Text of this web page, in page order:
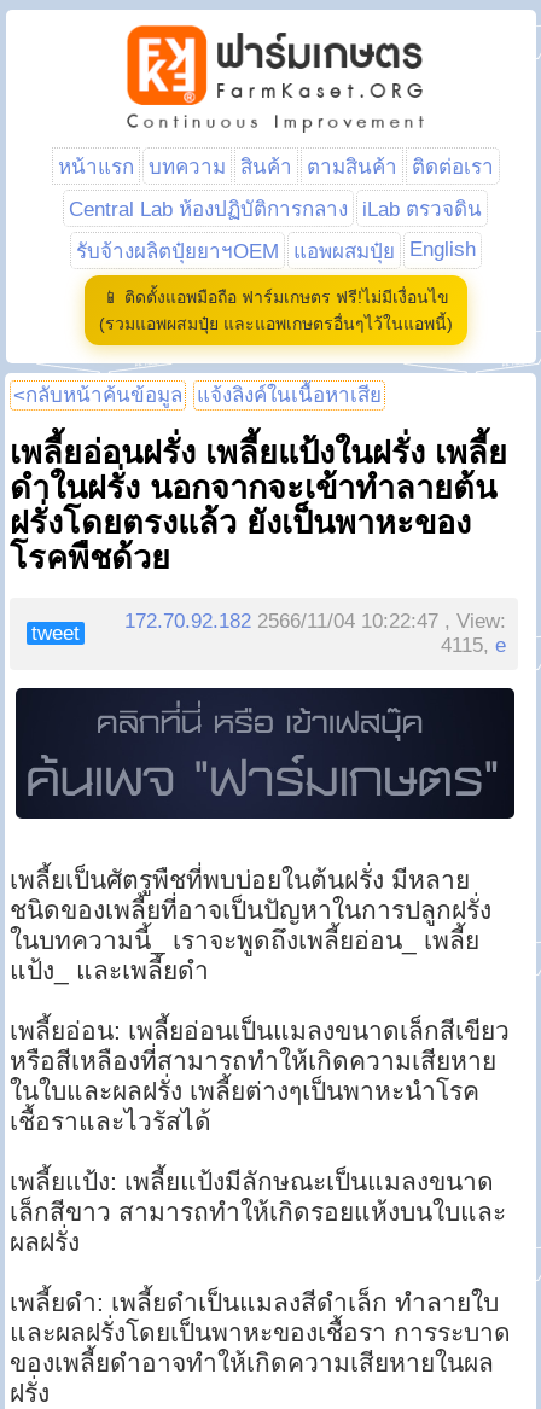
หน้าแรก บทความ สินค้า ตามสินค้า
ติดต่อเรา
Central Lab ห้องปฏิบัติการกลาง
iLab ตรวจดิน
รับจ้างผลิตปุ๋ยยาฯOEM
แอพผสมปุ๋ย English
📱 ติดตั้งแอพมือถือ ฟาร์มเกษตร ฟรี!ไม่มีเงื่อนไข
(รวมแอพผสมปุ๋ย และแอพเกษตรอื่นๆไว้ในแอพนี้)
<กลับหน้าค้นข้อมูล แจ้งลิงค์ในเนื้อหาเสีย
เพลี้ยอ่อนฝรั่ง เพลี้ยแป้งในฝรั่ง เพลี้ย
ดำในฝรั่ง นอกจากจะเข้าทำลายต้น
ฝรั่งโดยตรงแล้ว ยังเป็นพาหะของ
โรคพืชด้วย
tweet
172.70.92.182 2566/11/04 10:22:47 , View:
4115,e
เพลี้ยเป็นศัตรูพืชที่พบบ่อยในต้นฝรั่ง มีหลาย
ชนิดของเพลี้ยที่อาจเป็นปัญหาในการปลูกฝรั่ง
ในบทความนี้_ เราจะพูดถึงเพลี้ยอ่อน_ เพลี้ย
แป้ง_ และเพลี้ยดำ
เพลี้ยอ่อน: เพลี้ยอ่อนเป็นแมลงขนาดเล็กสีเขียว
หรือสีเหลืองที่สามารถทำให้เกิดความเสียหาย
ในใบและผลฝรั่ง เพลี้ยต่างๆเป็นพาหะนำโรค
เชื้อราและไวรัสได้
เพลี้ยแป้ง: เพลี้ยแป้งมีลักษณะเป็นแมลงขนาด
เล็กสีขาว สามารถทำให้เกิดรอยแห้งบนใบและ
ผลฝรั่ง
เพลี้ยดำ: เพลี้ยดำเป็นแมลงสีดำเล็ก ทำลายใบ
และผลฝรั่งโดยเป็นพาหะของเชื้อรา การระบาด
ของเพลี้ยดำอาจทำให้เกิดความเสียหายในผล
ฝรั่ง